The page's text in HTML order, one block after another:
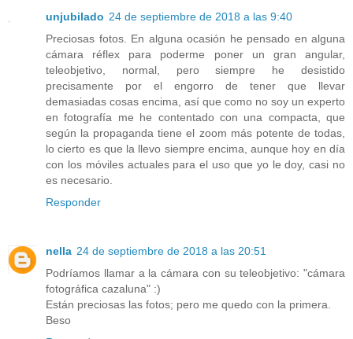
unjubilado 24 de septiembre de 2018 a las 9:40
Preciosas fotos. En alguna ocasión he pensado en alguna
cámara réflex para poderme poner un gran angular,
teleobjetivo, normal, pero siempre he desistido
precisamente por el engorro de tener que llevar
demasiadas cosas encima, así que como no soy un experto
en fotografía me he contentado con una compacta, que
según la propaganda tiene el zoom más potente de todas,
lo cierto es que la llevo siempre encima, aunque hoy en día
con los móviles actuales para el uso que yo le doy, casi no
es necesario.
Responder
nella 24 de septiembre de 2018 a las 20:51
Podríamos llamar a la cámara con su teleobjetivo: "cámara
fotográfica cazaluna" :)
Están preciosas las fotos; pero me quedo con la primera.
Beso